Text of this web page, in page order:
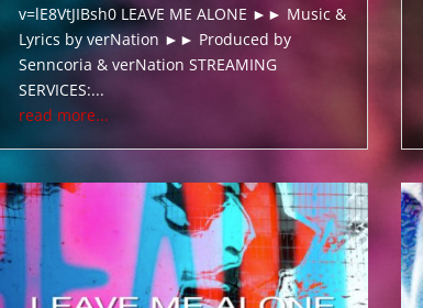
v=lE8VtJIBsh0 LEAVE ME ALONE ►► Music &
Lyrics by verNation ►► Produced by
Senncoria & verNation STREAMING
SERVICES:...
read more...